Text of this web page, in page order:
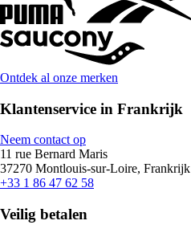
Ontdek al onze merken
Klantenservice in Frankrijk
Neem contact op
11 rue Bernard Maris
37270 Montlouis-sur-Loire, Frankrijk
+33 1 86 47 62 58
Veilig betalen